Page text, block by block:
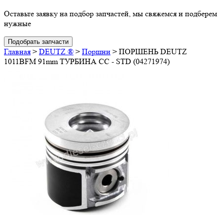
Оставьте заявку на подбор запчастей, мы свяжемся и подберем
нужные
Подобрать запчасти
Главная > DEUTZ ® > Поршни > ПОРШЕНЬ DEUTZ
1011BFM 91mm ТУРБИНА CC - STD (04271974)